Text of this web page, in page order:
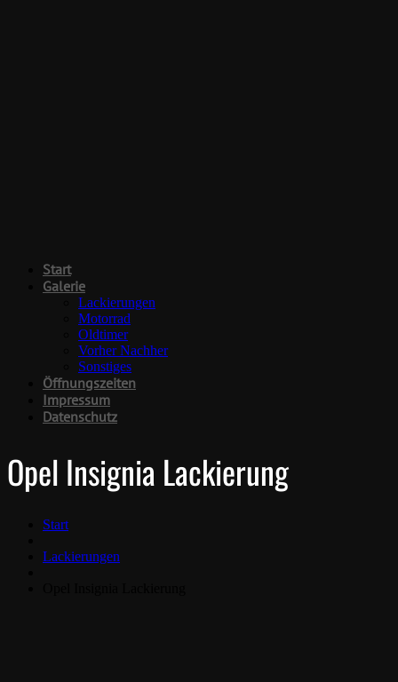
Start
Galerie
Lackierungen
Motorrad
Oldtimer
Vorher Nachher
Sonstiges
Öffnungszeiten
Impressum
Datenschutz
Opel Insignia Lackierung
Start
Lackierungen